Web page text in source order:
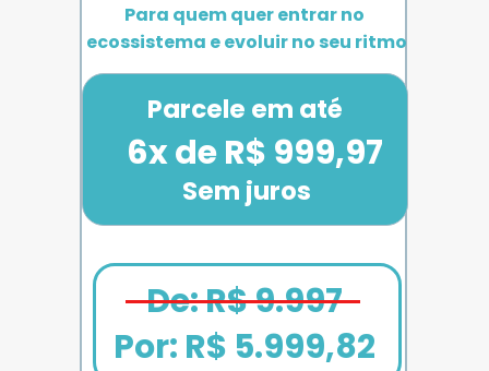
Para quem quer entrar no
ecossistema e evoluir no seu ritmo
Parcele em até
Sem juros
6x de R$ 999,97
De: R$ 9.997
Por: R$ 5.999,82